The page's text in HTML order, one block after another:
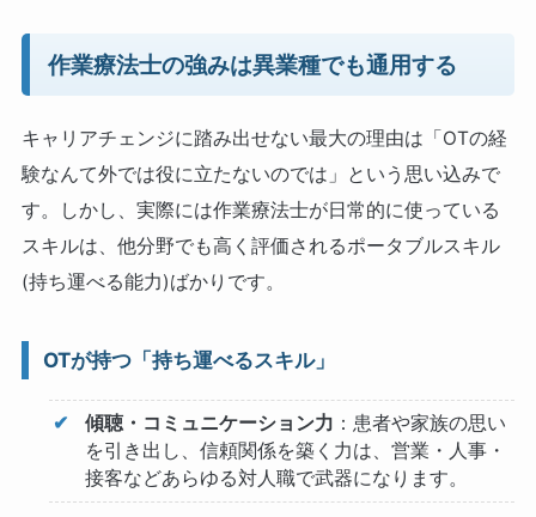
作業療法士の強みは異業種でも通用する
キャリアチェンジに踏み出せない最大の理由は「OTの経
験なんて外では役に立たないのでは」という思い込みで
す。しかし、実際には作業療法士が日常的に使っている
スキルは、他分野でも高く評価されるポータブルスキル
(持ち運べる能力)ばかりです。
OTが持つ「持ち運べるスキル」
傾聴・コミュニケーション力 ：患者や家族の思い
を引き出し、信頼関係を築く力は、営業・人事・
接客などあらゆる対人職で武器になります。